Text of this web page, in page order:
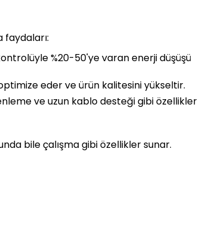
faydaları:
%20-50'ye varan enerji düşüşü
eder ve ürün kalitesini yükseltir.
ve uzun kablo desteği gibi özellikler
bile çalışma gibi özellikler sunar.